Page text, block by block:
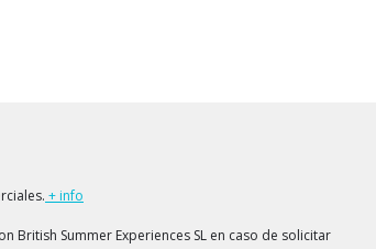
+ info
British Summer Experiences SL en caso de solicitar